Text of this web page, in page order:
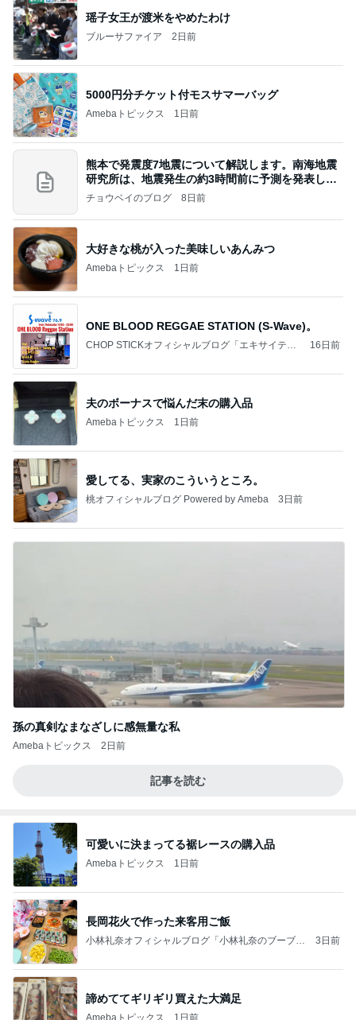
瑶子女王が渡米をやめたわけ
ブルーサファイア 2日前
5000円分チケット付モスサマーバッグ
Amebaトピックス 1日前
熊本で発震度7地震について解説します。南海地震
研究所は、地震発生の約3時間前に予測を発表しま
した
チョウベイのブログ 8日前
大好きな桃が入った美味しいあんみつ
Amebaトピックス 1日前
ONE BLOOD REGGAE STATION (S-Wave)。
CHOP STICKオフィシャルブログ「エキサイティ
16日前
夫のボーナスで悩んだ末の購入品
Amebaトピックス 1日前
愛してる、実家のこういうところ。
桃オフィシャルブログ Powered by Ameba 3日前
孫の真剣なまなざしに感無量な私
Amebaトピックス 2日前
記事を読む
可愛いに決まってる裾レースの購入品
Amebaトピックス 1日前
長岡花火で作った来客用ご飯
小林礼奈オフィシャルブログ「小林礼奈のブーブー
3日前
諦めててギリギリ買えた大満足